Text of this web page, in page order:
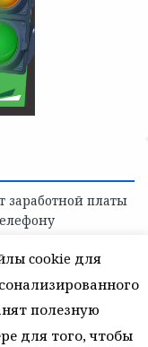
заработной платы
cookie для
полезную
для того, чтобы